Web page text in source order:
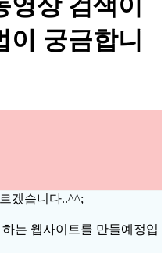
영상 검색이
이 궁금합니
겠습니다..^^;
는 웹사이트를 만들예정입